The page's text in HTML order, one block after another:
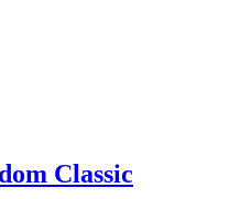
Classic